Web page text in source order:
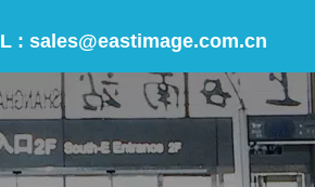
: sales@eastimage.com.cn